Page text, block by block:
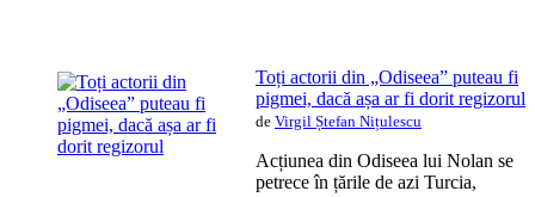
Toți actorii din „Odiseea” puteau fi
pigmei, dacă așa ar fi dorit regizorul
de Virgil Ștefan Nițulescu
Acțiunea din Odiseea lui Nolan se
petrece în țările de azi Turcia,